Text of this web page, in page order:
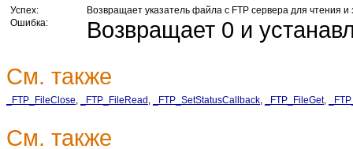
Успех:
Возвращает указатель файла с FTP сервера для чтения
Ошибка:
Возвращает 0 и
См. также
_FTP_FileClose, _FTP_FileRead , _FTP_SetStatusCallback, _FTP_FileGet,
См. также